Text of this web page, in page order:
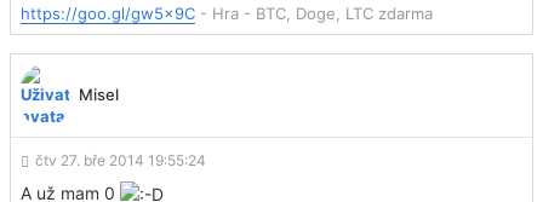
https://goo.gl/gw5x9C - Hra - BTC, Doge, LTC zdarma
Misel
čtv 27. bře 2014 19:55:24
A už mam 0